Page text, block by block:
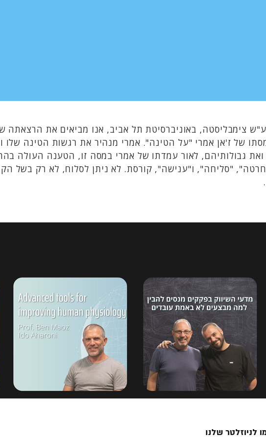
צימבליסטה, באוניברסיטת תל אביב, אנו מביאים את הרצאתה
של ז'אן אמרי "על הטינה". אמרי מנהיר את רגשות הטינה שלו
גבולותיהם, לאור עמדתו של אמרי במסה זו, הטענה העולה
"סליחה", ו"ענישה", קורסת. לא ניתן לסלוח, לא רק בשל
לניוזלטר שלנו